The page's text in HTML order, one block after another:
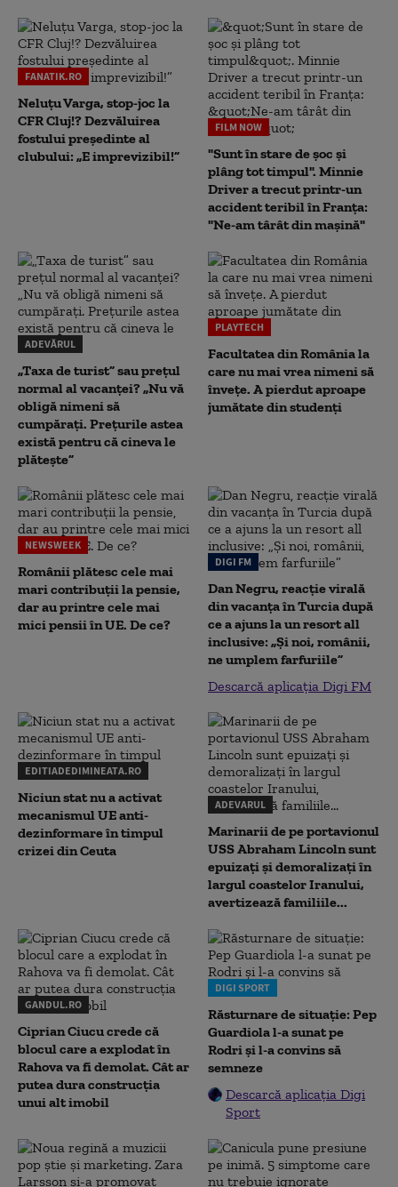
FANATIK.RO
Neluțu Varga, stop-joc la
CFR Cluj!? Dezvăluirea
fostului președinte al
clubului: „E imprevizibil!”
FILM NOW
"Sunt în stare de șoc și
plâng tot timpul". Minnie
Driver a trecut printr-un
accident teribil în Franța:
"Ne-am târât din mașină"
ADEVĂRUL
„Taxa de turist” sau prețul
normal al vacanței? „Nu vă
obligă nimeni să
cumpărați. Prețurile astea
există pentru că cineva le
plătește”
PLAYTECH
Facultatea din România la
care nu mai vrea nimeni să
înveţe. A pierdut aproape
jumătate din studenţi
NEWSWEEK
Românii plătesc cele mai
mari contribuții la pensie,
dar au printre cele mai
mici pensii în UE. De ce?
DIGI FM
Dan Negru, reacție virală
din vacanța în Turcia după
ce a ajuns la un resort all
inclusive: „Și noi, românii,
ne umplem farfuriile”
Descarcă aplicația Digi FM
EDITIADEDIMINEATA.RO
Niciun stat nu a activat
mecanismul UE anti-
dezinformare în timpul
crizei din Ceuta
ADEVARUL
Marinarii de pe portavionul
USS Abraham Lincoln sunt
epuizați și demoralizați în
largul coastelor Iranului,
avertizează familiile...
GANDUL.RO
Ciprian Ciucu crede că
blocul care a explodat în
Rahova va fi demolat. Cât ar
putea dura construcția
unui alt imobil
DIGI SPORT
Răsturnare de situație: Pep
Guardiola l-a sunat pe
Rodri și l-a convins să
semneze
Descarcă aplicația Digi
Sport